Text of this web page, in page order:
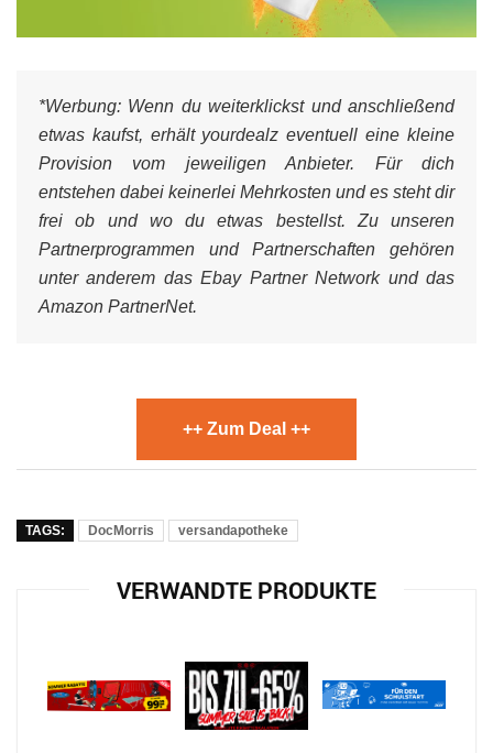
*Werbung: Wenn du weiterklickst und anschließend
etwas kaufst, erhält yourdealz eventuell eine kleine
Provision vom jeweiligen Anbieter. Für dich
entstehen dabei keinerlei Mehrkosten und es steht dir
frei ob und wo du etwas bestellst. Zu unseren
Partnerprogrammen und Partnerschaften gehören
unter anderem das Ebay Partner Network und das
Amazon PartnerNet.
++ Zum Deal ++
TAGS: DocMorris versandapotheke
VERWANDTE PRODUKTE